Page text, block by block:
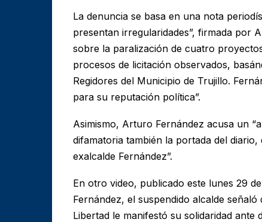
La denuncia se basa en una nota
presentan irregularidades”, firmada por
sobre la paralización de cuatro
procesos de licitación observados,
Regidores del Municipio de Trujillo.
para su reputación política”.
Asimismo, Arturo Fernández acusa un
difamatoria también la portada del
exalcalde Fernández”.
En otro video, publicado este lunes 29
Fernández, el suspendido alcalde
Libertad le manifestó su solidaridad ante